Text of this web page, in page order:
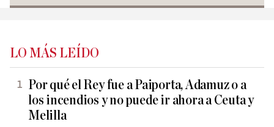
LO MÁS LEÍDO
Por qué el Rey fue a Paiporta, Adamuz o a
los incendios y no puede ir ahora a Ceuta y
Melilla